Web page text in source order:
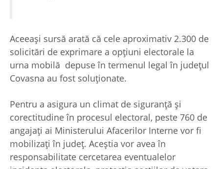
Aceeași sursă arată că cele aproximativ 2.300 de
solicitări de exprimare a opțiuni electorale la
urna mobilă depuse în termenul legal în județul
Covasna au fost soluționate.
Pentru a asigura un climat de siguranță și
corectitudine în procesul electoral, peste 760 de
angajați ai Ministerului Afacerilor Interne vor fi
mobilizați în județ. Aceștia vor avea în
responsabilitate cercetarea eventualelor